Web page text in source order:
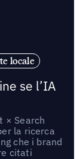
locale
se l’IA
× Search
la ricerca
che i brand
citati